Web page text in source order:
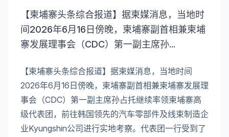
【柬埔寨头条综合报道】据柬媒消息，当地时
间2026年6月16日傍晚，柬埔寨副首相兼柬埔
寨发展理事会（CDC）第一副主席孙...
【柬埔寨头条综合报道】据柬媒消息，当地时间
2026年6月16日傍晚，柬埔寨副首相兼柬埔寨发展理
事会（CDC）第一副主席孙占托继续率领柬埔寨高
级代表团，前往韩国领先的汽车零部件及线束制造企
业Kyungshin公司进行实地考察。代表团一行受到了